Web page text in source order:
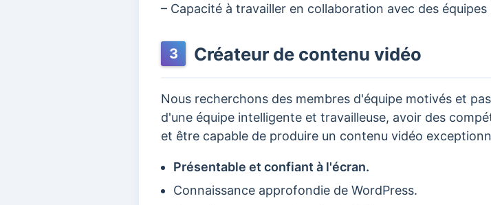
– Capacité à travailler en collaboration avec des
3 Créateur de contenu vidéo
Nous recherchons des membres d'équipe motivés et
d'une équipe intelligente et travailleuse, avoir des
et être capable de produire un contenu vidéo
Présentable et confiant à l'écran.
Connaissance approfondie de WordPress.